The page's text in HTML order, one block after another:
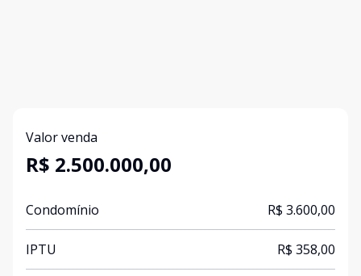
Valor venda
R$ 2.500.000,00
Condomínio R$ 3.600,00
IPTU R$ 358,00